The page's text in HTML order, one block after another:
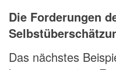
Die Forderungen
Das nächstes